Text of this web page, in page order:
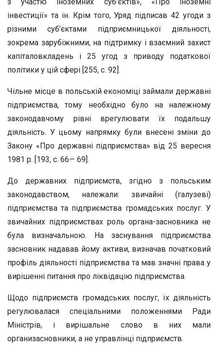
інвестиції» та ін. Крім того, Уряд підписав 42 угоди з
різними суб’єктами підприємницької діяльності,
зокрема зарубіжними, на підтримку і взаємний захист
капіталовкладень і 25 угод з приводу податкової
політики у цій сфері [255, с. 92].
Чільне місце в польській економіці займали державні
підприємства, тому необхідно було на належному
законодавчому рівні врегулювати їх подальшу
діяльність. У цьому напрямку були внесені зміни до
Закону «Про державні підприємства» від 25 вересня
1981 р. [193, с. 66— 69].
До державних підприємств, згідно з польським
законодавством, належали: звичайні (галузеві)
підприємства та підприємства громадських послуг. У
звичайних підприємствах роль органа-засновника не
була визначальною. На заснування підприємства
засновник надавав йому активи, визначав початковий
профіль діяльності підприємства та мав значні права у
вирішенні питання про ліквідацію підприємства.
Щодо підприємств громадських послуг, їх діяльність
регулювалася спеціальними положеннями Ради
Міністрів, і вирішальне слово в них мали
организасновники, а не управлінці підприємств.